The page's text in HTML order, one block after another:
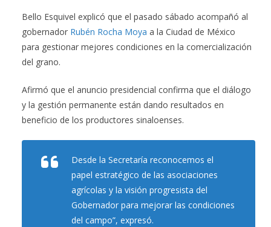
Bello Esquivel explicó que el pasado sábado acompañó al
gobernador Rubén Rocha Moya a la Ciudad de México
para gestionar mejores condiciones en la comercialización
del grano.
Afirmó que el anuncio presidencial confirma que el diálogo
y la gestión permanente están dando resultados en
beneficio de los productores sinaloenses.
Desde la Secretaría reconocemos el
papel estratégico de las asociaciones
agrícolas y la visión progresista del
Gobernador para mejorar las condiciones
del campo”, expresó.